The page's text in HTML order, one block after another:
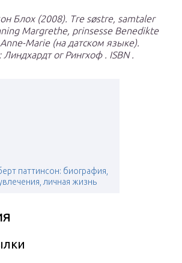
Блох (2008). Tre søstre, samtaler
Margrethe, prinsesse Benedikte
Marie(на датском языке).
Линдхардт ог Рингхоф . ISBN .
паттинсон: биография,
личная жизнь